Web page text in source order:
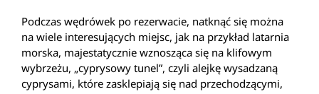
Podczas wędrówek po rezerwacie, natknąć się można
na wiele interesujących miejsc, jak na przykład latarnia
morska, majestatycznie wznosząca się na klifowym
wybrzeżu, „cyprysowy tunel”, czyli alejkę wysadzaną
cyprysami, które zasklepiają się nad przechodzącymi,